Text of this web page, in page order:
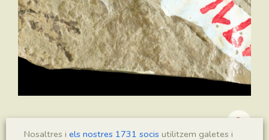
Nosaltres i els nostres 1731 socis utilitzem galetes i